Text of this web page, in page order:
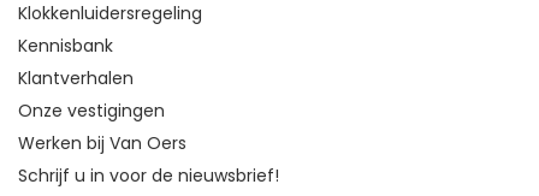
Klokkenluidersregeling
Kennisbank
Klantverhalen
Onze vestigingen
Werken bij Van Oers
Schrijf u in voor de nieuwsbrief!